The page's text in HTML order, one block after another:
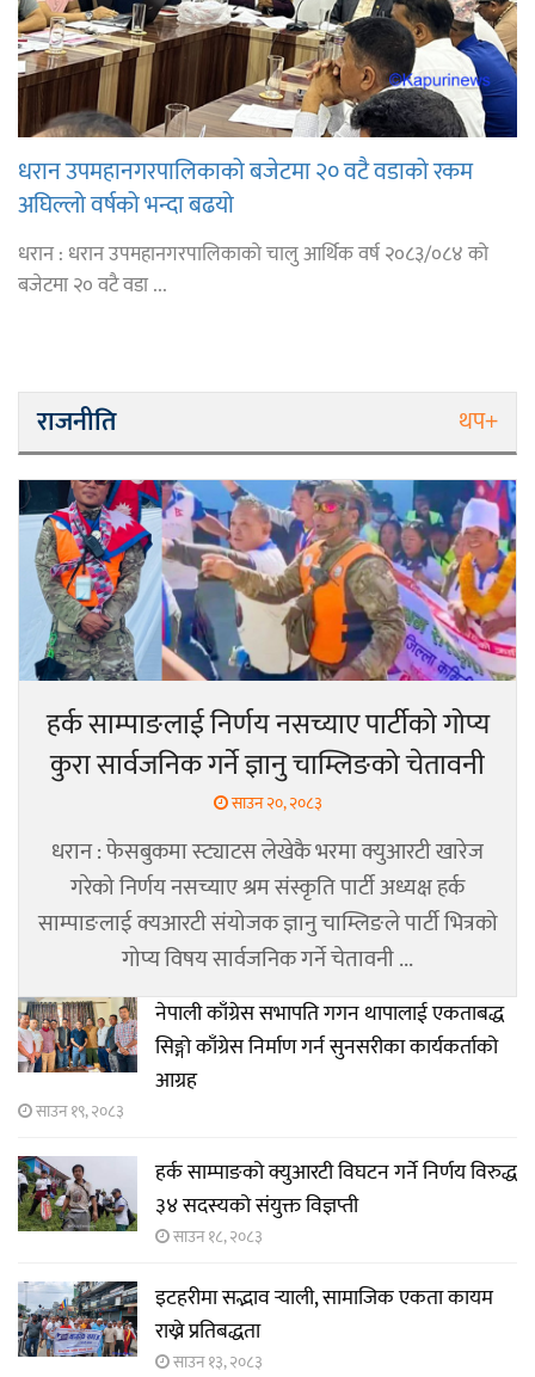
धरान उपमहानगरपालिकाको बजेटमा २० वटै वडाको रकम
अघिल्लो वर्षको भन्दा बढयो
धरान : धरान उपमहानगरपालिकाको चालु आर्थिक वर्ष २०८३/०८४ को
बजेटमा २० वटै वडा ...
राजनीति थप+
हर्क साम्पाङलाई निर्णय नसच्याए पार्टीको गोप्य
कुरा सार्वजनिक गर्ने ज्ञानु चाम्लिङको चेतावनी
साउन २०, २०८३
धरान : फेसबुकमा स्ट्याटस लेखेकै भरमा क्युआरटी खारेज
गरेको निर्णय नसच्याए श्रम संस्कृति पार्टी अध्यक्ष हर्क
साम्पाङलाई क्यआरटी संयोजक ज्ञानु चाम्लिङले पार्टी भित्रको
गोप्य विषय सार्वजनिक गर्ने चेतावनी ...
नेपाली काँग्रेस सभापति गगन थापालाई एकताबद्ध
सिङ्गो काँग्रेस निर्माण गर्न सुनसरीका कार्यकर्ताको
आग्रह
साउन १९, २०८३
हर्क साम्पाङको क्युआरटी विघटन गर्ने निर्णय विरुद्ध
३४ सदस्यको संयुक्त विज्ञप्ती
साउन १८, २०८३
इटहरीमा सद्भाव र्‍याली, सामाजिक एकता कायम
राख्ने प्रतिबद्धता
साउन १३, २०८३